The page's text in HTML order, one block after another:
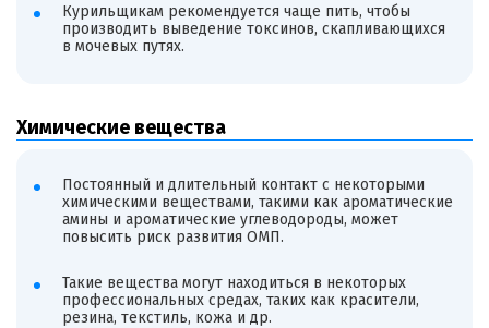
Курильщикам рекомендуется чаще пить, чтобы
производить выведение токсинов, скапливающихся
в мочевых путях.
Химические вещества
Постоянный и длительный контакт с некоторыми
химическими веществами, такими как ароматические
амины и ароматические углеводороды, может
повысить риск развития ОМП.
Такие вещества могут находиться в некоторых
профессиональных средах, таких как красители,
резина, текстиль, кожа и др.